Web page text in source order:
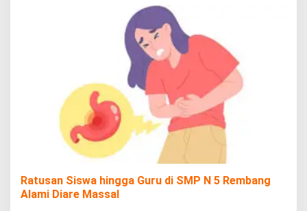
Ratusan Siswa hingga Guru di SMP N 5 Rembang
Alami Diare Massal